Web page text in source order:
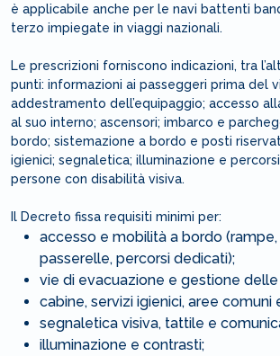
è applicabile anche per le navi battenti
terzo impiegate in viaggi nazionali.
Le prescrizioni forniscono indicazioni, tra
punti: informazioni ai passeggeri prima del
addestramento dell’equipaggio; accesso
al suo interno; ascensori; imbarco e
bordo; sistemazione a bordo e posti
igienici; segnaletica; illuminazione e
persone con disabilità visiva.
Il Decreto fissa requisiti minimi per:
accesso e mobilità a bordo (rampe,
passerelle, percorsi dedicati);
vie di evacuazione e gestione
cabine, servizi igienici, aree comuni
segnaletica visiva, tattile e
illuminazione e contrasti;